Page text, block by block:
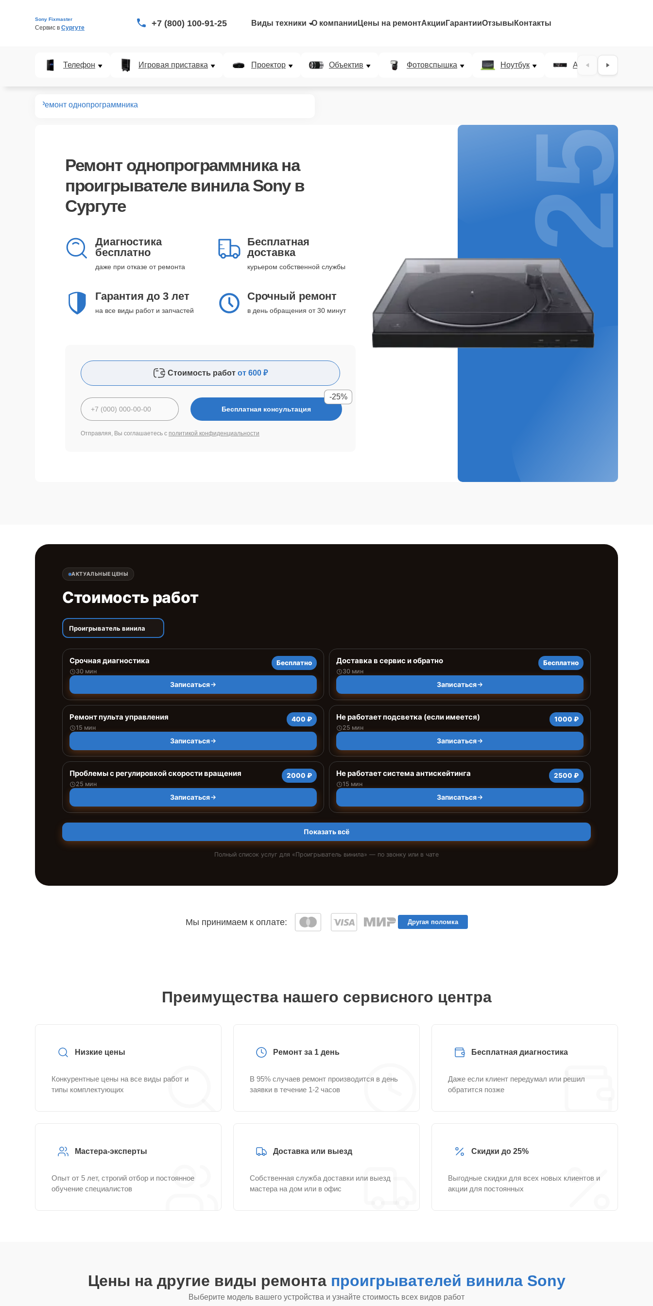
Sony Fixmaster
Сервис в Сургуте +7 (800) 100-91-25 Виды техники О компании Цены на ремонтАкции ГарантииОтзывы Контакты
Телефон Игровая приставка Проектор Объектив Фотовспышка Ноутбук AV-ресивер
Ремонт однопрограммника
Ремонт однопрограммникана
проигрывателе винила Sony в
Сургуте
Диагностика
бесплатно
даже при отказе от ремонта
Бесплатная
доставка
курьером собственной службы
Гарантия до 3 лет
на все виды работ и запчастей
Срочный ремонт
в день обращения от 30 минут
Стоимость работ от 600 ₽
Бесплатная консультация
-25%
Отправляя, Вы соглашаетесь с политикой конфиденциальности
25%
АКТУАЛЬНЫЕ ЦЕНЫ
Стоимость работ
Проигрыватель винила
Срочная диагностика
30 мин
Бесплатно
Записаться
Доставка в сервис и обратно
30 мин
Бесплатно
Записаться
Ремонт пульта управления
15 мин
400 ₽
Записаться
Не работает подсветка (если имеется)
25 мин
1000 ₽
Записаться
Проблемы с регулировкой скорости вращения
25 мин
2000 ₽
Записаться
Не работает система антискейтинга
15 мин
2500 ₽
Записаться
Показать всё
Полный список услуг для «Проигрыватель винила» — по звонку или в чате
Мы принимаем к оплате: Другая поломка
Преимущества нашего сервисного центра
Низкие цены
Конкурентные цены на все виды работ и
типы комплектующих
Ремонт за 1 день
В 95% случаев ремонт производится в день
заявки в течение 1-2 часов
Бесплатная диагностика
Даже если клиент передумал или решил
обратится позже
Мастера-эксперты
Опыт от 5 лет, строгий отбор и постоянное
обучение специалистов
Доставка или выезд
Собственная служба доставки или выезд
мастера на дом или в офис
Скидки до 25%
Выгодные скидки для всех новых клиентов и
акции для постоянных
Цены на другие виды ремонта проигрывателей винила Sony
Выберите модель вашего устройства и узнайте стоимость всех видов работ